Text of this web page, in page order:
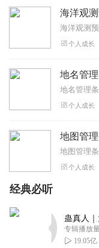
海洋观
海洋观测
个人成长
地名管
地名管理条
个人成长
地图管
地图管理
个人成长
经典必听
专辑播放
19.05亿